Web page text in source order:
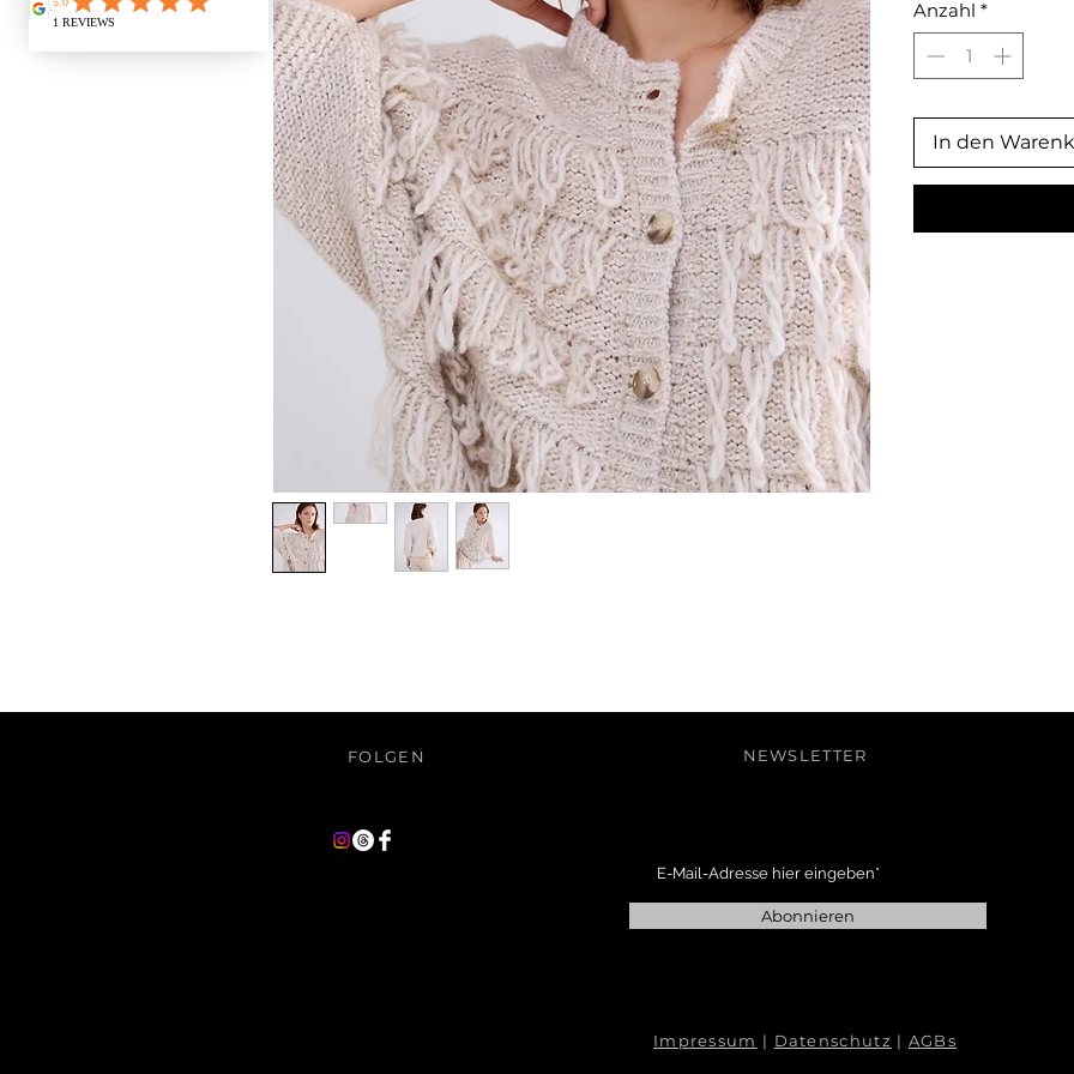
Anzahl *
In den
FOLGEN NEWSLETTER
Abonnieren
Impressum | Datenschutz | AGBs